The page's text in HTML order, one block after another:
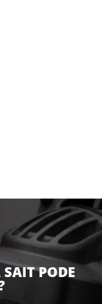
PODE